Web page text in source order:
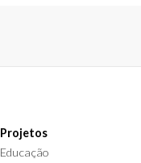
Projetos
Educação